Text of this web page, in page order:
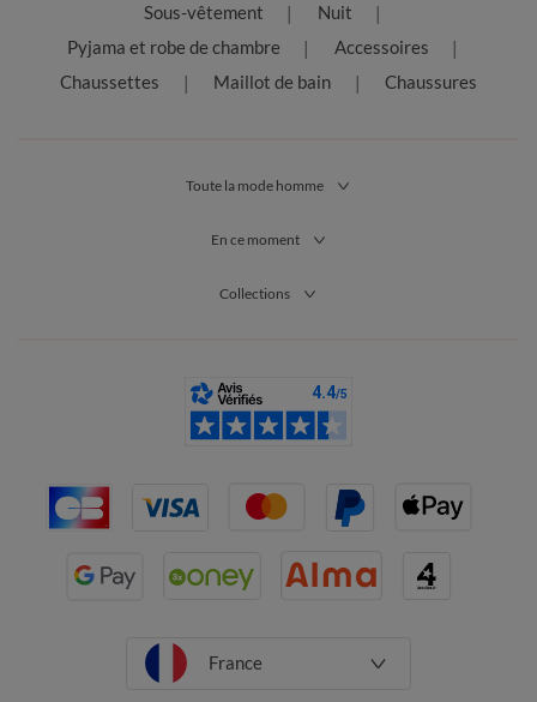
Sous-vêtement
Nuit
Pyjama et robe de chambre
Accessoires
Chaussettes
Maillot de bain Chaussures
Toute la mode homme
En ce moment
Collections
France